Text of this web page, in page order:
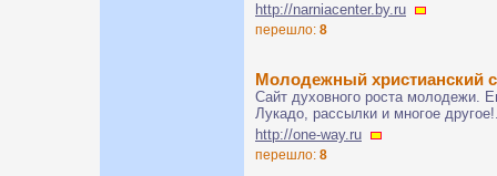
http://narniacenter.by.ru
перешло: 8
Молодежный христианский
Сайт духовного роста молодежи.
Лукадо, рассылки и многое
http://one-way.ru
перешло: 8